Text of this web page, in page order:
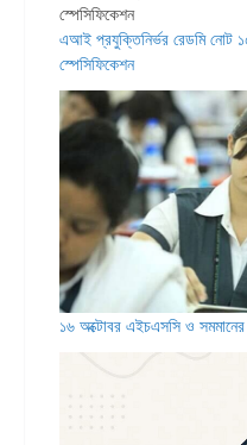
এআই প্রযুক্তিনির্ভর রেডমি নোট
স্পেসিফিকেশন
১৬ অক্টোবর এইচএসসি ও সমমানের